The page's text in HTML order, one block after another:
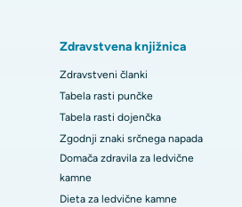
Zdravstvena knjižnica
Zdravstveni članki
Tabela rasti punčke
Tabela rasti dojenčka
Zgodnji znaki srčnega napada
Domača zdravila za ledvične
kamne
Dieta za ledvične kamne